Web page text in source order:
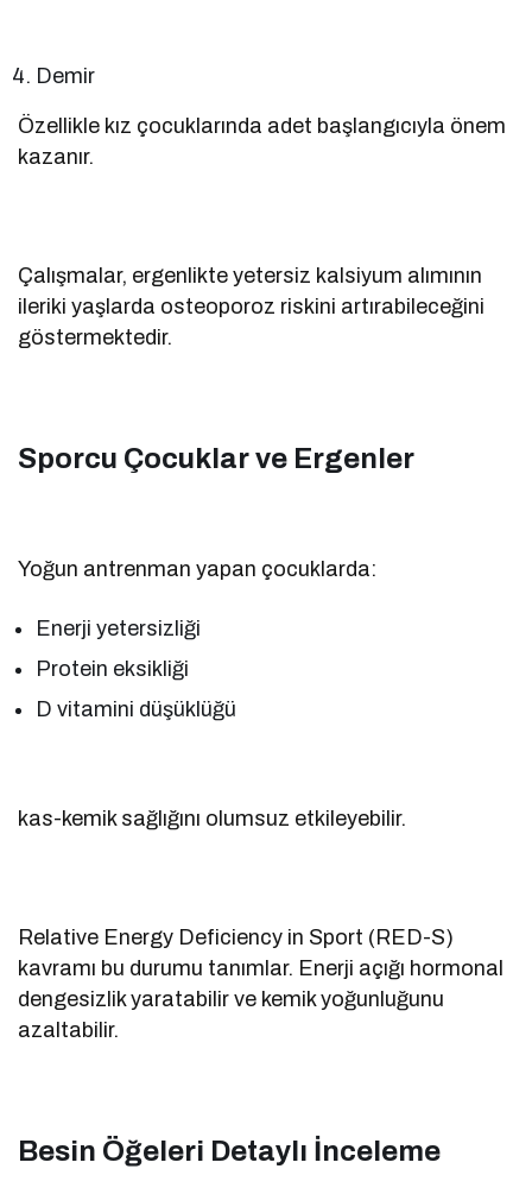
Demir
Özellikle kız çocuklarında adet başlangıcıyla önem
kazanır.
Çalışmalar, ergenlikte yetersiz kalsiyum alımının
ileriki yaşlarda osteoporoz riskini artırabileceğini
göstermektedir.
Sporcu Çocuklar ve Ergenler
Yoğun antrenman yapan çocuklarda:
Enerji yetersizliği
Protein eksikliği
D vitamini düşüklüğü
kas-kemik sağlığını olumsuz etkileyebilir.
Relative Energy Deficiency in Sport (RED-S)
kavramı bu durumu tanımlar. Enerji açığı hormonal
dengesizlik yaratabilir ve kemik yoğunluğunu
azaltabilir.
Besin Öğeleri Detaylı İnceleme